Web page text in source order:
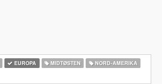
EUROPA MIDTØSTEN
NORD-AMERIKA‎